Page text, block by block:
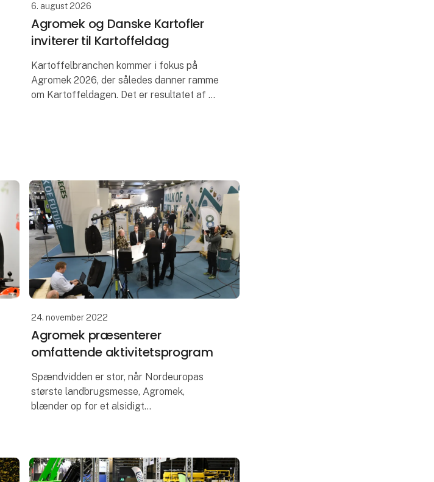
6. august 2026
Agromek og Danske Kartofler
inviterer til Kartoffeldag
Kartoffelbranchen kommer i fokus på
Agromek 2026, der således danner ramme
om Kartoffeldagen. Det er resultatet af et
24. november 2022
Agromek præsenterer
omfattende aktivitetsprogram
Spændvidden er stor, når Nordeuropas
største landbrugsmesse, Agromek,
blænder op for et alsidigt